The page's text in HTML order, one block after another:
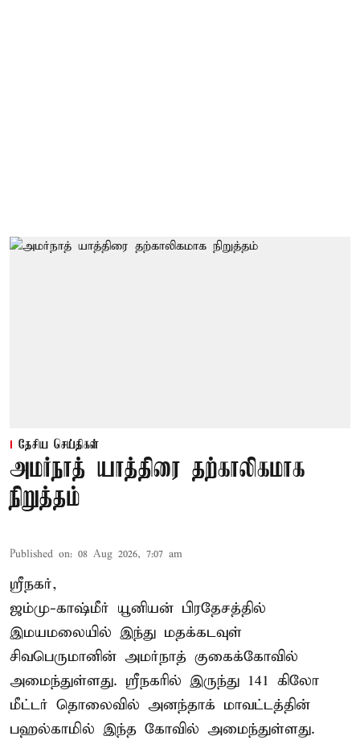
தேசிய செய்திகள்
அமர்நாத் யாத்திரை தற்காலிகமாக
நிறுத்தம்
Published on: 08 Aug 2026, 7:07 am
ஸ்ரீநகர்,
ஜம்மு-காஷ்மீர் யூனியன் பிரதேசத்தில்
இமயமலையில் இந்து மதக்கடவுள்
சிவபெருமானின் அமர்நாத் குகைக்கோவில்
அமைந்துள்ளது. ஸ்ரீநகரில் இருந்து 141 கிலோ
மீட்டர் தொலைவில் அனந்தாக் மாவட்டத்தின்
பஹல்காமில் இந்த கோவில் அமைந்துள்ளது.